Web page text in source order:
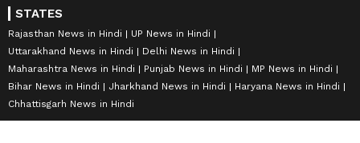
STATES
Rajasthan News in Hindi
UP News in Hindi
Uttarakhand News in Hindi
Delhi News in Hindi
Maharashtra News in Hindi
Punjab News in Hindi
MP News in Hindi
Bihar News in Hindi
Jharkhand News in Hindi
Haryana News in Hindi
Chhattisgarh News in Hindi